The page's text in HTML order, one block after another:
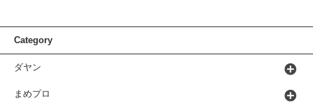
Category
ダヤン
まめプロ